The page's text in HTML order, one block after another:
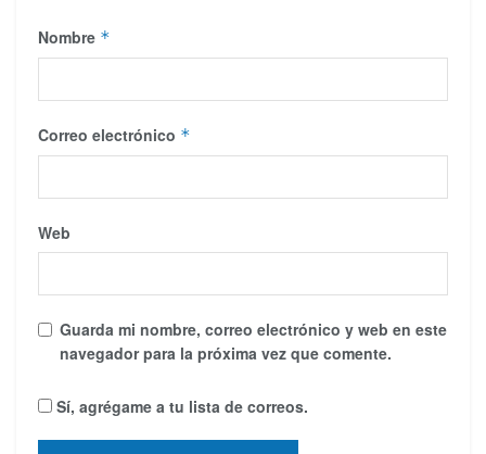
Nombre *
Correo electrónico *
Web
Guarda mi nombre, correo electrónico y web en este
navegador para la próxima vez que comente.
Sí, agrégame a tu lista de correos.